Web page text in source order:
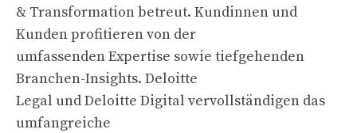
& Transformation betreut. Kundinnen und
Kunden profitieren von der
umfassenden Expertise sowie tiefgehenden
Branchen-Insights. Deloitte
Legal und Deloitte Digital vervollständigen das
umfangreiche